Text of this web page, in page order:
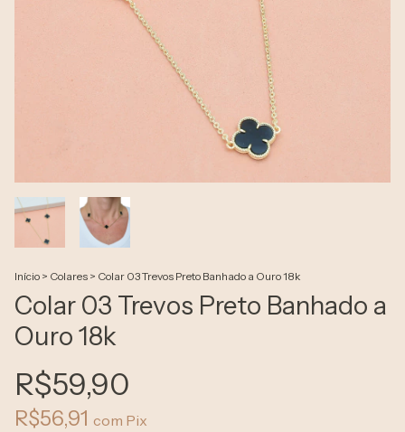
Início > Colares > Colar 03 Trevos Preto Banhado a Ouro 18k
Colar 03 Trevos Preto Banhado a
Ouro 18k
R$59,90
R$56,91 com Pix